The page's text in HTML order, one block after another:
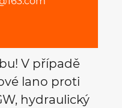
V případě
lano proti
hydraulický